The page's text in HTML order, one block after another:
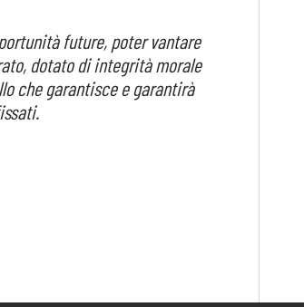
future, poter vantare
dotato di integrità morale
che garantisce e garantirà